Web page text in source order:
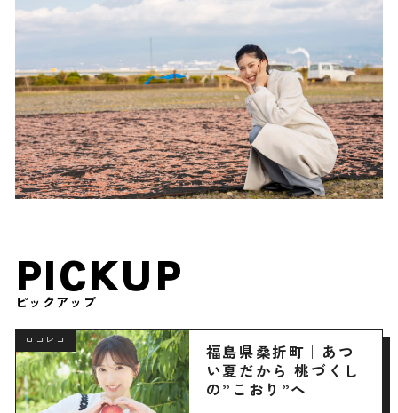
PICKUP
ピックアップ
ロコレコ
福島県桑折町｜あつ
い夏だから 桃づくし
の”こおり”へ